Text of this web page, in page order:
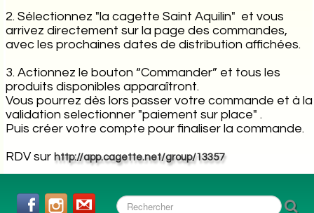
2. Sélectionnez "la cagette Saint Aquilin" et vous
arrivez directement sur la page des commandes,
avec les prochaines dates de distribution affichées.
3. Actionnez le bouton “Commander” et tous les
produits disponibles apparaîtront.
Vous pourrez dès lors passer votre commande et à la
validation selectionner "paiement sur place" .
Puis créer votre compte pour finaliser la commande.
RDV sur http://app.cagette.net/group/13357